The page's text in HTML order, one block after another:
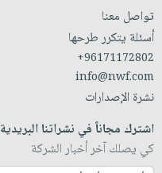
تواصل معنا
أسئلة يتكرر طرحها
+96171172802
info@nwf.com
نشرة الإصدارات
اشترك مجاناً في نشراتنا البريدية
كي يصلك آخر أخبار الشركة